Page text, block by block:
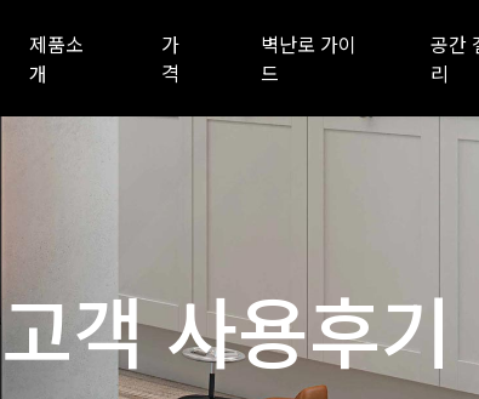
제품소
개
가
격
벽난로 가이
드
공간
리
고객 사용후기